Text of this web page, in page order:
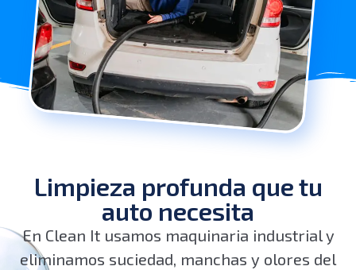
Limpieza profunda que tu
auto necesita
En Clean It usamos maquinaria industrial y
eliminamos suciedad, manchas y olores del